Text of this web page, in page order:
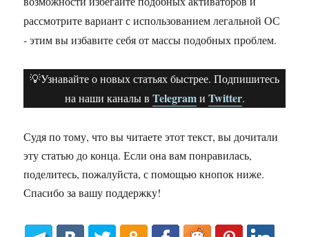
рассмотрите вариант с использованием легальной ОС
- этим вы избавите себя от массы подобных проблем.
💡Узнавайте о новых статьях быстрее. Подпишитесь
на наши каналы в Telegramи Twitter.
Судя по тому, что вы читаете этот текст, вы дочитали
эту статью до конца. Если она вам понравилась,
поделитесь, пожалуйста, с помощью кнопок ниже.
Спасибо за вашу поддержку!